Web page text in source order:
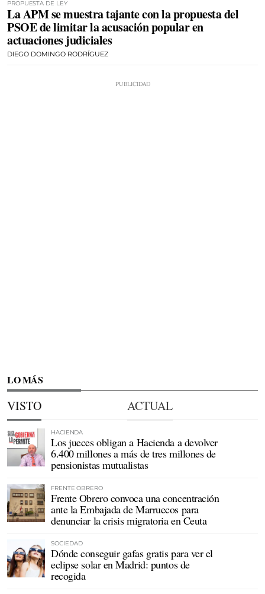
PROPUESTA DE LEY
La APM se muestra tajante con la propuesta del
PSOE de limitar la acusación popular en
actuaciones judiciales
DIEGO DOMINGO RODRÍGUEZ
LO MÁS
VISTO ACTUAL
HACIENDA
Los jueces obligan a Hacienda a devolver
6.400 millones a más de tres millones de
pensionistas mutualistas
FRENTE OBRERO
Frente Obrero convoca una concentración
ante la Embajada de Marruecos para
denunciar la crisis migratoria en Ceuta
SOCIEDAD
Dónde conseguir gafas gratis para ver el
eclipse solar en Madrid: puntos de
recogida